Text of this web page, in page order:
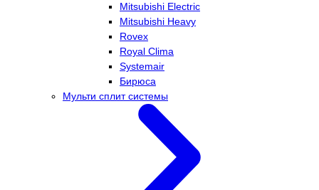
Mitsubishi Electric
Mitsubishi Heavy
Rovex
Royal Clima
Systemair
Бирюса
Мульти сплит системы